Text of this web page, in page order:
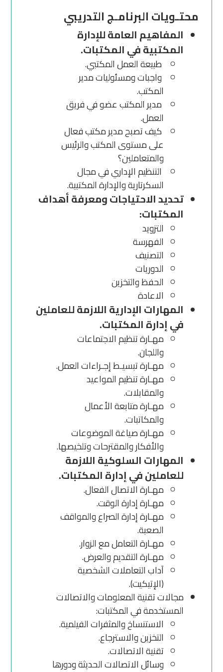
محتـويات البرنامـج التدريبي
المفاهيم العامة للإدارة
المكتبية في المكتبات.
طبيعة العمل المكتبي.
واجبات ومسئوليات مدير
المكتب.
مدير المكتب عضو في فريق
العمل.
كيف تصبح مدير مكتب فعال
على مستوى المكتب والرئيس
والمتعاملين؟
التنظيم الإداري في مجال
السكرتارية والإدارة المكتبية.
تحديد الاحتياجات ومعرفة أهداف
المكتبات:
التزويد
الفهرسة
التصنيف
الدوريات
الحفظ والتخزين
الاعادة
المهارات الإدارية اللازمة للعاملين
في إدارة المكتبات.
مهـارة تنظيم الاجتماعات
واللجان.
مهـارة تبسيـط إجـراءات العمل.
مهـارة تنظيم المواعيد
والمقابلات.
مهـارة متابعة الأعمال
والمكاتبات.
مهـارة صياغة الموضوعات
والأفكار والمقترحات وتلخيصها.
المهارات السلوكية اللازمة
للعاملين في إدارة المكتبات.
مهـارة الاتصال الفعال.
مهـارة إدارة الوقت.
مهـارة إدارة الصراع والمواقف
الصعبة.
مهـارة التعامل مع الزوار.
مهـارة التقديم والعرض.
آداب التعاملات الشخصية
(الإتيكيت).
مجالات تقنية المعلومات والاتصالات
المستخدمة في المكتبات:
الاستنساخ والمثفرات الفيلمية.
التخزين والاسترجاع.
تقنية الاتصالات.
وسائل الاتصالات الحديثة ودورها